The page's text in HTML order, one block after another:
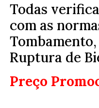
Todas
com as
Ruptura de
Preço